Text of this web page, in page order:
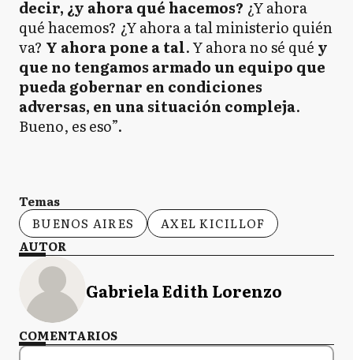
decir, ¿y ahora qué hacemos? ¿Y ahora
qué hacemos? ¿Y ahora a tal ministerio quién
va? Y ahora pone a tal. Y ahora no sé qué y
que no tengamos armado un equipo que
pueda gobernar en condiciones
adversas, en una situación compleja.
Bueno, es eso”.
Temas
BUENOS AIRES
AXEL KICILLOF
AUTOR
Gabriela Edith Lorenzo
COMENTARIOS